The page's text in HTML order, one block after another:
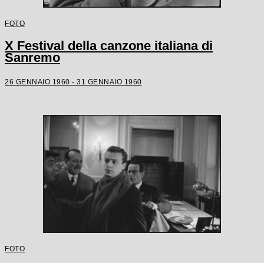
FOTO
X Festival della canzone italiana di
Sanremo
26 GENNAIO 1960 - 31 GENNAIO 1960
FOTO